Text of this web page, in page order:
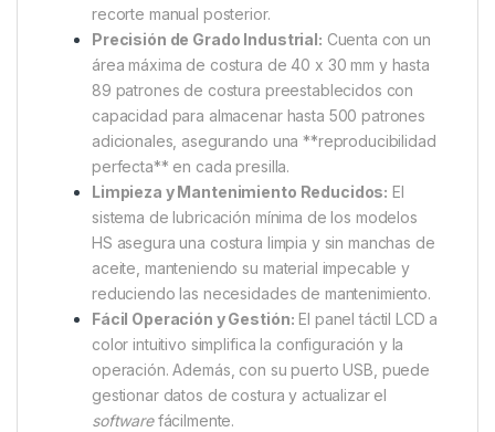
recorte manual posterior.
Precisión de Grado Industrial: Cuenta con un
área máxima de costura de 40 x 30 mm y hasta
89 patrones de costura preestablecidos con
capacidad para almacenar hasta 500 patrones
adicionales, asegurando una **reproducibilidad
perfecta** en cada presilla.
Limpieza y Mantenimiento Reducidos: El
sistema de lubricación mínima de los modelos
HS asegura una costura limpia y sin manchas de
aceite, manteniendo su material impecable y
reduciendo las necesidades de mantenimiento.
Fácil Operación y Gestión: El panel táctil LCD a
color intuitivo simplifica la configuración y la
operación. Además, con su puerto USB, puede
gestionar datos de costura y actualizar el
softwarefácilmente.